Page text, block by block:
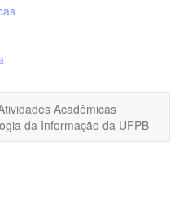
Acadêmicas
da Informação da UFPB